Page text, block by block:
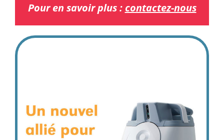
Pour en savoir plus : contactez-nous